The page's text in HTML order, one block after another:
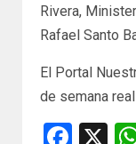
Rivera,
Rafael Santo
El Portal
de semana
X